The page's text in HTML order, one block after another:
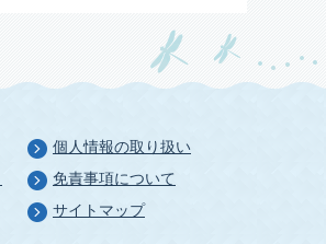
個人情報の取り扱い
免責事項について
サイトマップ